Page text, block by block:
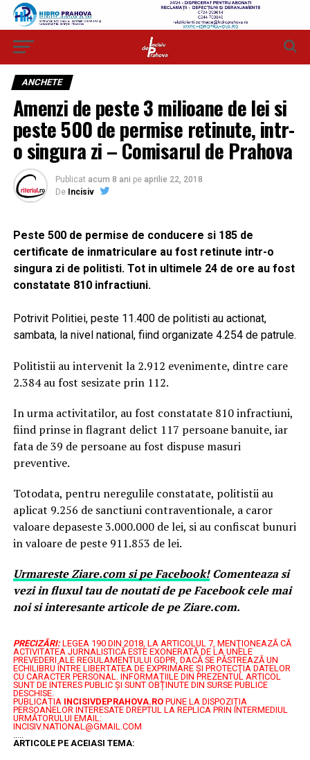
ANCHETE
Amenzi de peste 3 milioane de lei si
peste 500 de permise retinute, intr-
o singura zi – Comisarul de Prahova
Publicat acum 8 ani pe aprilie 22, 2018
De Incisiv
Peste 500 de permise de conducere si 185 de
certificate de inmatriculare au fost retinute intr-o
singura zi de politisti. Tot in ultimele 24 de ore au fost
constatate 810 infractiuni.
Potrivit Politiei, peste 11.400 de politisti au actionat,
sambata, la nivel national, fiind organizate 4.254 de patrule.
Politistii au intervenit la 2.912 evenimente, dintre care
2.384 au fost sesizate prin 112.
In urma activitatilor, au fost constatate 810 infractiuni,
fiind prinse in flagrant delict 117 persoane banuite, iar
fata de 39 de persoane au fost dispuse masuri
preventive.
Totodata, pentru neregulile constatate, politistii au
aplicat 9.256 de sanctiuni contraventionale, a caror
valoare depaseste 3.000.000 de lei, si au confiscat bunuri
in valoare de peste 911.853 de lei.
UrmaresteZiare.comsi pe Facebook!Comenteaza si
vezi in fluxul tau de noutati de pe Facebook cele mai
noi si interesante articole de pe Ziare.com.
PRECIZĂRI: LEGEA 190 DIN 2018, LA ARTICOLUL 7, MENŢIONEAZĂ CĂ
ACTIVITATEA JURNALISTICĂ ESTE EXONERATĂ DE LA UNELE
PREVEDERI ALE REGULAMENTULUI GDPR, DACĂ SE PĂSTREAZĂ UN
ECHILIBRU ÎNTRE LIBERTATEA DE EXPRIMARE ŞI PROTECŢIA DATELOR
CU CARACTER PERSONAL. INFORMAȚIILE DIN PREZENTUL ARTICOL
SUNT DE INTERES PUBLIC ȘI SUNT OBȚINUTE DIN SURSE PUBLICE
DESCHISE.
PUBLICAȚIA INCISIVDEPRAHOVA.ROPUNE LA DISPOZIȚIA
PERSOANELOR INTERESATE DREPTUL LA REPLICA PRIN INTERMEDIUL
URMĂTORULUI EMAIL:
INCISIV.NATIONAL@GMAIL.COM
.....
ARTICOLE PE ACEIASI TEMA: